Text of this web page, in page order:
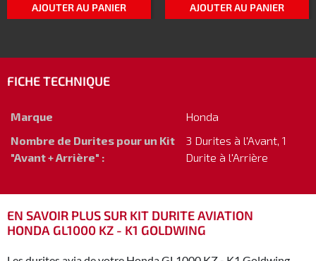
AJOUTER AU PANIER AJOUTER AU PANIER
FICHE TECHNIQUE
Marque
Honda
Nombre de Durites pour un Kit
"Avant + Arrière" :
3 Durites à l'Avant, 1
Durite à l'Arrière
EN SAVOIR PLUS SUR KIT DURITE AVIATION
HONDA GL1000 KZ - K1 GOLDWING